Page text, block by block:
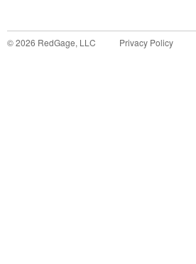
©2026 RedGage, LLC Privacy Policy